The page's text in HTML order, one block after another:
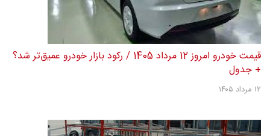
قیمت خودرو امروز 12 مرداد 1405 / رکود بازار خودرو عمیق‌تر شد؟
+ جدول
۱۲ مرداد ۱۴۰۵